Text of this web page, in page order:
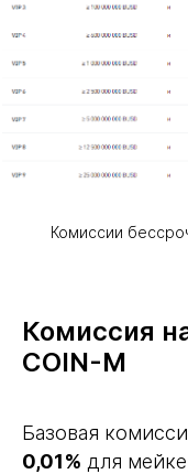
Комиссии
Комиссия
COIN-M
Базовая
0,01% для